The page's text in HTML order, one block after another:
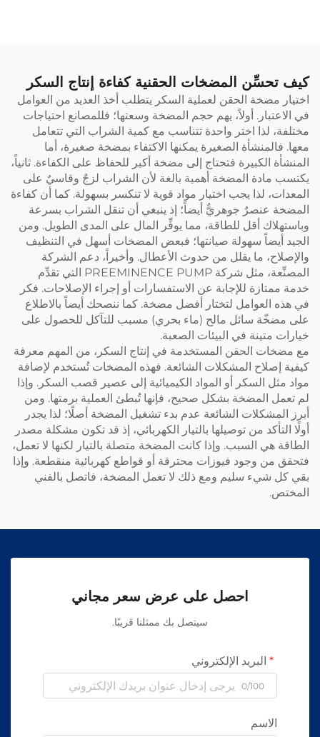
كيف تحسِّن المضخات الحقنية كفاءة إنتاج السكر
اختيار مضخة الحقن لعملية السكر يتطلب أخذ العديد من العوامل
في الاعتبار. أولاً، يهم حجم المضخة وسعتها؛ فللمصانع احتياجات
مختلفة، لذا اختر واحدة تتناسب مع كمية الشراب التي تتعامل
معها. فالمنشأة الصغيرة يمكنها الاكتفاء بمضخة صغيرة، أما
المنشأة الكبيرة فتحتاج إلى مضخة أكبر للحفاظ على الكفاءة. ثانياً،
يكتسب مادة المضخة أهمية بالغة لأن الشراب لزجٌ وقاسيٌ على
المعدات، لذا يجب اختيار مواد قوية لا تنكسر بسهولة. كما أن كفاءة
المضخة عنصرٌ جوهريٌّ أيضاً؛ إذ ينبغي أن تنقل الشراب بسرعة
وباستهلاك أقل للطاقة، مما يوفِّر المال على المدى الطويل. ومن
الجيد أيضاً سهولة صيانتها؛ فبعض المضخات أسهل في التنظيف
والإصلاح، ما يقلل من حدوث الأعطال. وأخيراً، دعم الشركة
المصنِّعة، مثل شركة PREEMINENCE PUMP التي تقدِّم
خدمة ممتازة للإجابة عن الاستفسارات أو إجراء الإصلاحات. فكر
في هذه العوامل لتختار أفضل مضخة. كما ننصحك أيضاً بالاطلاع
على مضخّة سائل مالح (ماء بحري) مسبب للتآكل للحصول على
خيارات متينة في البيئات الصعبة.
مع مضخات الحقن المستخدمة في إنتاج السكر، من المهم معرفة
كيفية إصلاح المشكلات الشائعة. فهذه المضخات تُستخدم لإضافة
مواد مثل السكر أو المواد الكيميائية إلى عصير قصب السكر. وإذا
لم تعمل المضخة بشكل صحيح، فإنها تُبطئ العملية برمتها. ومن
أبرز المشكلات الشائعة عدم بدء تشغيل المضخة أصلًا؛ لذا يجدر
أولًا التأكد من توصيلها بالتيار الكهربائي، إذ قد تكون مشكلة مصدر
الطاقة هي السبب. وإذا كانت المضخة متصلة بالتيار لكنها لا تعمل،
فتحقق من وجود فيوزات محترقة أو قواطع كهربائية منقطعة. وإذا
بقي كل شيء سليم ومع ذلك لا تعمل المضخة، فاتصل بالفني
المختص.
احصل على عرض سعر مجاني
سيتصل بك ممثلنا قريبًا.
البريد الإلكتروني
0/100
الاسم